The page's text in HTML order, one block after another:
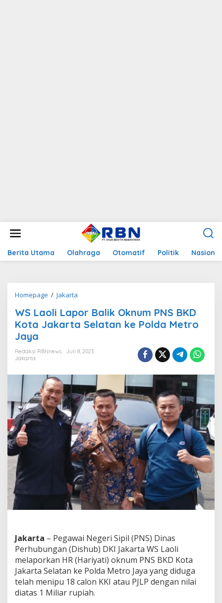
t
Berita Utama Olahraga Otomatif Politik Nasional
Homepage / Jakarta
L
a
o
i
p
o
r
B
a
l
i
k
O
k
n
u
m
P
N
S
D
K
o
t
a
J
a
k
WS Laoli Lapor Balik Oknum PNS BKD
Kota Jakarta Selatan ke Polda Metro
Jaya
Redaksi RBNnews
Juli 8, 2023
Jakarta
Jakarta – Pegawai Negeri Sipil (PNS) Dinas
Perhubungan (Dishub) DKI Jakarta WS Laoli
melaporkan HR (Hariyati) oknum PNS BKD Kota
Jakarta Selatan ke Polda Metro Jaya yang diduga
telah menipu 18 calon KKI atau PJLP dengan nilai
diatas 1 Miliar rupiah.